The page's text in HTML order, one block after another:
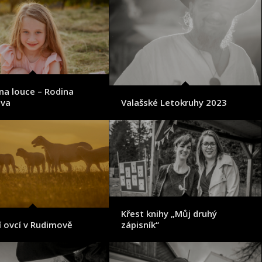
louce – Rodina
Valašské Letokruhy 2023
ovcí v Rudimově
Křest knihy „Můj druhý
zápisník“